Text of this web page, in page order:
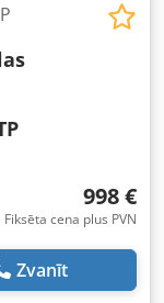
998 €
Fiksēta cena plus PVN
Zvanīt